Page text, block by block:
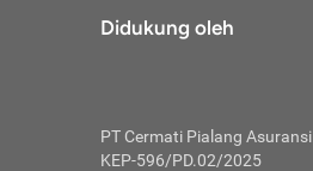
tidak
skor
Didukung oleh
PT Cermati Pialang Asuransi
KEP-596/PD.02/2025